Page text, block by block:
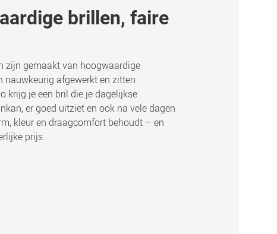
brillen, faire
zijn gemaakt van hoogwaardige
nauwkeurig afgewerkt en zitten
krijg je een bril die je dagelijkse
er goed uitziet en ook na vele dagen
kleur en draagcomfort behoudt – en
prijs.